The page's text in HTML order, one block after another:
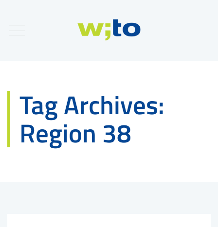
Tag Archives:
Region 38